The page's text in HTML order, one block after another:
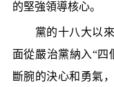
的堅強領導核心。
黨的十八大以來
面從嚴治黨納入“四
斷腕的決心和勇氣